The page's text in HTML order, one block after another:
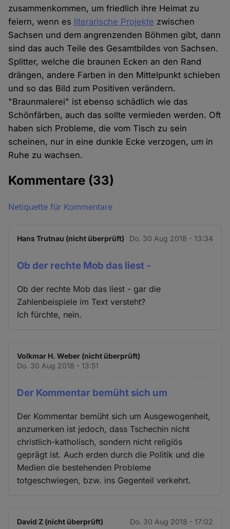
zusammenkommen, um friedlich ihre Heimat zu
feiern, wenn es literarische Projekte zwischen
Sachsen und dem angrenzenden Böhmen gibt, dann
sind das auch Teile des Gesamtbildes von Sachsen.
Splitter, welche die braunen Ecken an den Rand
drängen, andere Farben in den Mittelpunkt schieben
und so das Bild zum Positiven verändern.
"Braunmalerei" ist ebenso schädlich wie das
Schönfärben, auch das sollte vermieden werden. Oft
haben sich Probleme, die vom Tisch zu sein
scheinen, nur in eine dunkle Ecke verzogen, um in
Ruhe zu wachsen.
Kommentare (33)
Netiquette für Kommentare
Hans Trutnau (nicht überprüft) Do. 30 Aug 2018 - 13:34
Ob der rechte Mob das liest -
Ob der rechte Mob das liest - gar die
Zahlenbeispiele im Text versteht?
Ich fürchte, nein.
Volkmar H. Weber (nicht überprüft)
Do. 30 Aug 2018 - 13:51
Der Kommentar bemüht sich um
Der Kommentar bemüht sich um Ausgewogenheit,
anzumerken ist jedoch, dass Tschechin nicht
christlich-katholisch, sondern nicht religiös
geprägt ist. Auch erden durch die Politik und die
Medien die bestehenden Probleme
totgeschwiegen, bzw. ins Gegenteil verkehrt.
David Z (nicht überprüft) Do. 30 Aug 2018 - 17:02